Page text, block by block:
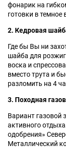
фонарик на
готовки в темное
2. Кедровая
Где бы Вы ни
шайба для
воска и
вместо трута и
разломить на 4
3. Походная
Вариант газовой
активного
одобрения»
Металлический